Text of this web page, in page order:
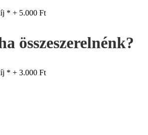
* + 5.000 Ft
összeszerelnénk?
* + 3.000 Ft